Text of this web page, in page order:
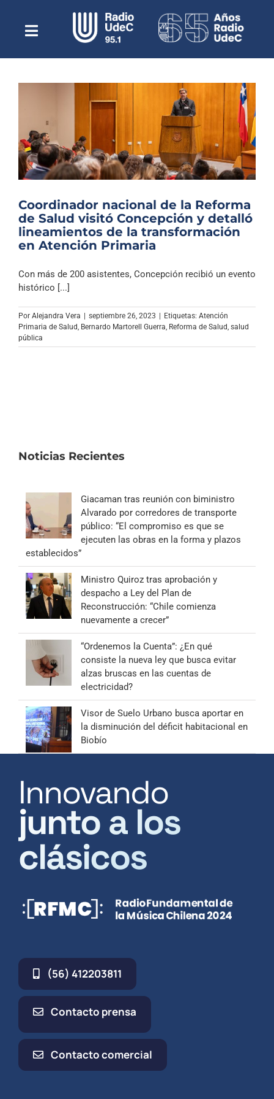
contenidoToggle
NavigationEscuchar Radio UdeC en vivo
Quiénes Somos
Programación
Noticias
Reportajes
Columnas
Música Clásica
Archivo Sonoro
Coordinador nacional de la Reforma
de Salud visitó Concepción y detalló
lineamientos de la transformación
en Atención Primaria
Con más de 200 asistentes, Concepción recibió un evento
histórico [...]
Por Alejandra Vera septiembre 26, 2023 Etiquetas: Atención
Primaria de Salud, Bernardo Martorell Guerra, Reforma de Salud, salud
pública
Noticias Recientes
Giacaman tras reunión con biministro
Alvarado por corredores de transporte
público: “El compromiso es que se
ejecuten las obras en la forma y plazos
establecidos”
Ministro Quiroz tras aprobación y
despacho a Ley del Plan de
Reconstrucción: “Chile comienza
nuevamente a crecer”
“Ordenemos la Cuenta”: ¿En qué
consiste la nueva ley que busca evitar
alzas bruscas en las cuentas de
electricidad?
Visor de Suelo Urbano busca aportar en
la disminución del déficit habitacional en
Biobío
Innovando
junto a los
clásicos
(56) 412203811
Contacto prensa
Contacto comercial